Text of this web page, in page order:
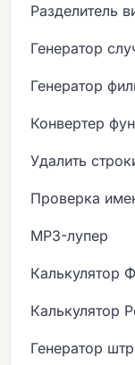
Разделитель
Генератор
Генератор
Конвертер
Удалить
Проверка
MP3-лупер
Калькулятор
Калькулятор
Генератор